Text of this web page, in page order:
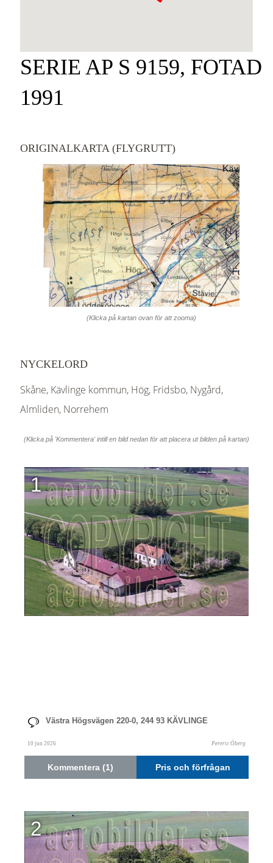
SERIE AP S 9159, FOTAD
1991
ORIGINALKARTA (FLYGRUTT)
(Klicka på kartan ovan för att zooma)
NYCKELORD
Skåne, Kävlinge kommun, Hög, Fridsbo, Nygård,
Almliden, Norrehem
(Klicka på 'Kommentera' intill en bild nedan för att placera ut bilden på kartan)
1
Västra Högsvägen 220-0, 244 93 KÄVLINGE
10 jun 2026 Pereric Öberg
Kommentera (1) Pris och förfrågan
2